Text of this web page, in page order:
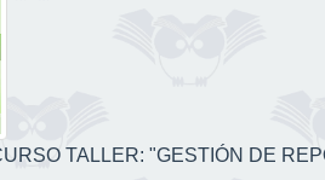
TALLER: "GESTIÓN DE